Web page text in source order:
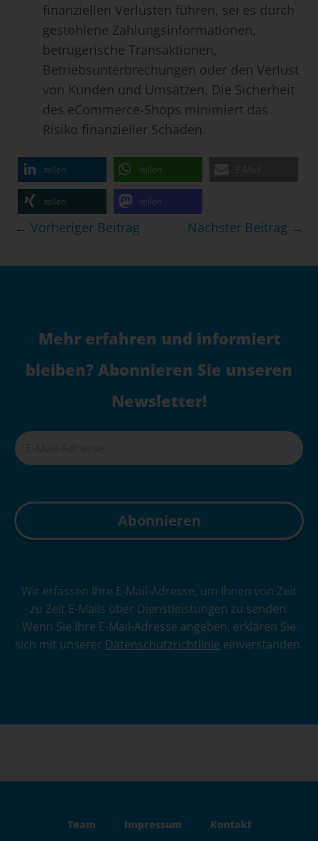
finanziellen Verlusten führen, sei es durch
gestohlene Zahlungsinformationen,
betrügerische Transaktionen,
Betriebsunterbrechungen oder den Verlust
von Kunden und Umsätzen. Die Sicherheit
des eCommerce-Shops minimiert das
Risiko finanzieller Schäden.
teilen teilen
teilen teilen
Beitragsnavigation
← Vorheriger Beitrag Nächster Beitrag →
Mehr erfahren und informiert
bleiben? Abonnieren Sie unseren
Newsletter!
Wir erfassen Ihre E-Mail-Adresse, um Ihnen von Zeit
zu Zeit E-Mails über Dienstleistungen zu senden.
Wenn Sie Ihre E-Mail-Adresse angeben, erklären Sie
sich mit unserer Datenschutzrichtlinie einverstanden.
Team Impressum Kontakt